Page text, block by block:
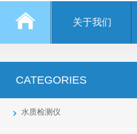
关于我们
CATEGORIES
水质检测仪